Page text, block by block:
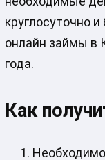
круглосуточно
онлайн займы в
года.
Как